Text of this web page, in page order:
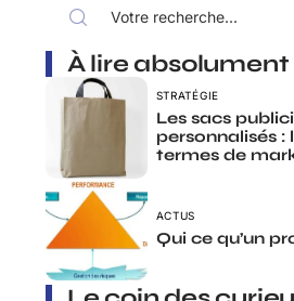
À lire absolument
STRATÉGIE
Les sacs
personnalisés :
termes de
ACTUS
Qui ce qu’un